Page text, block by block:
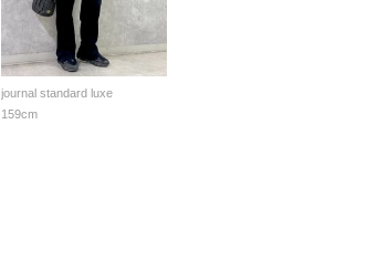
journal standard luxe
159cm